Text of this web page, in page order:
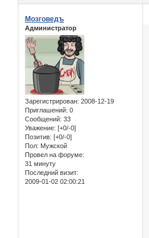
Мозговедъ
Администратор
Зарегистрирован: 2008-12-19
Приглашений: 0
Сообщений: 33
Уважение: [+0/-0]
Позитив: [+0/-0]
Пол: Мужской
Провел на форуме:
31 минуту
Последний визит:
2009-01-02 02:00:21